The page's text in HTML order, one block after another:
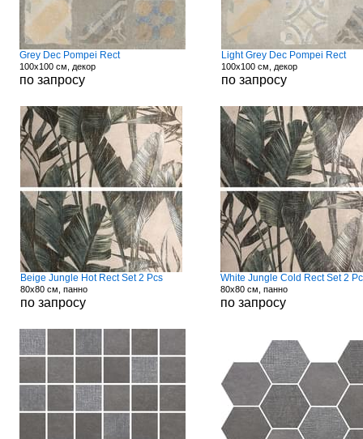
Grey Dec Pompei Rect
100x100 см, декор
по запросу
Light Grey Dec Pompei Rect
100x100 см, декор
по запросу
Beige Jungle Hot Rect Set 2 Pcs
80x80 см, панно
по запросу
White Jungle Cold Rect Set 2
80x80 см, панно
по запросу